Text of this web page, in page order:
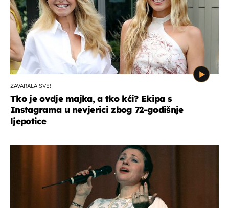
ZAVARALA SVE!
Tko je ovdje majka, a tko kći? Ekipa s
Instagrama u nevjerici zbog 72-godišnje
ljepotice